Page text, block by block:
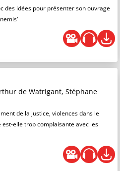
des idées pour présenter son ouvrage
de Watrigant, Stéphane
de la justice, violences dans le
est-elle trop complaisante avec les